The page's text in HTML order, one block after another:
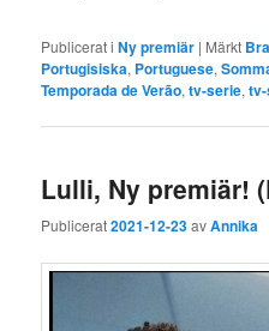
Publicerat i Ny premiär | Märkt
Portugisiska, Portuguese,
Temporada de Verão,tv-serie,
Lulli, Ny premiär!
Publicerat2021-12-23avAnnika